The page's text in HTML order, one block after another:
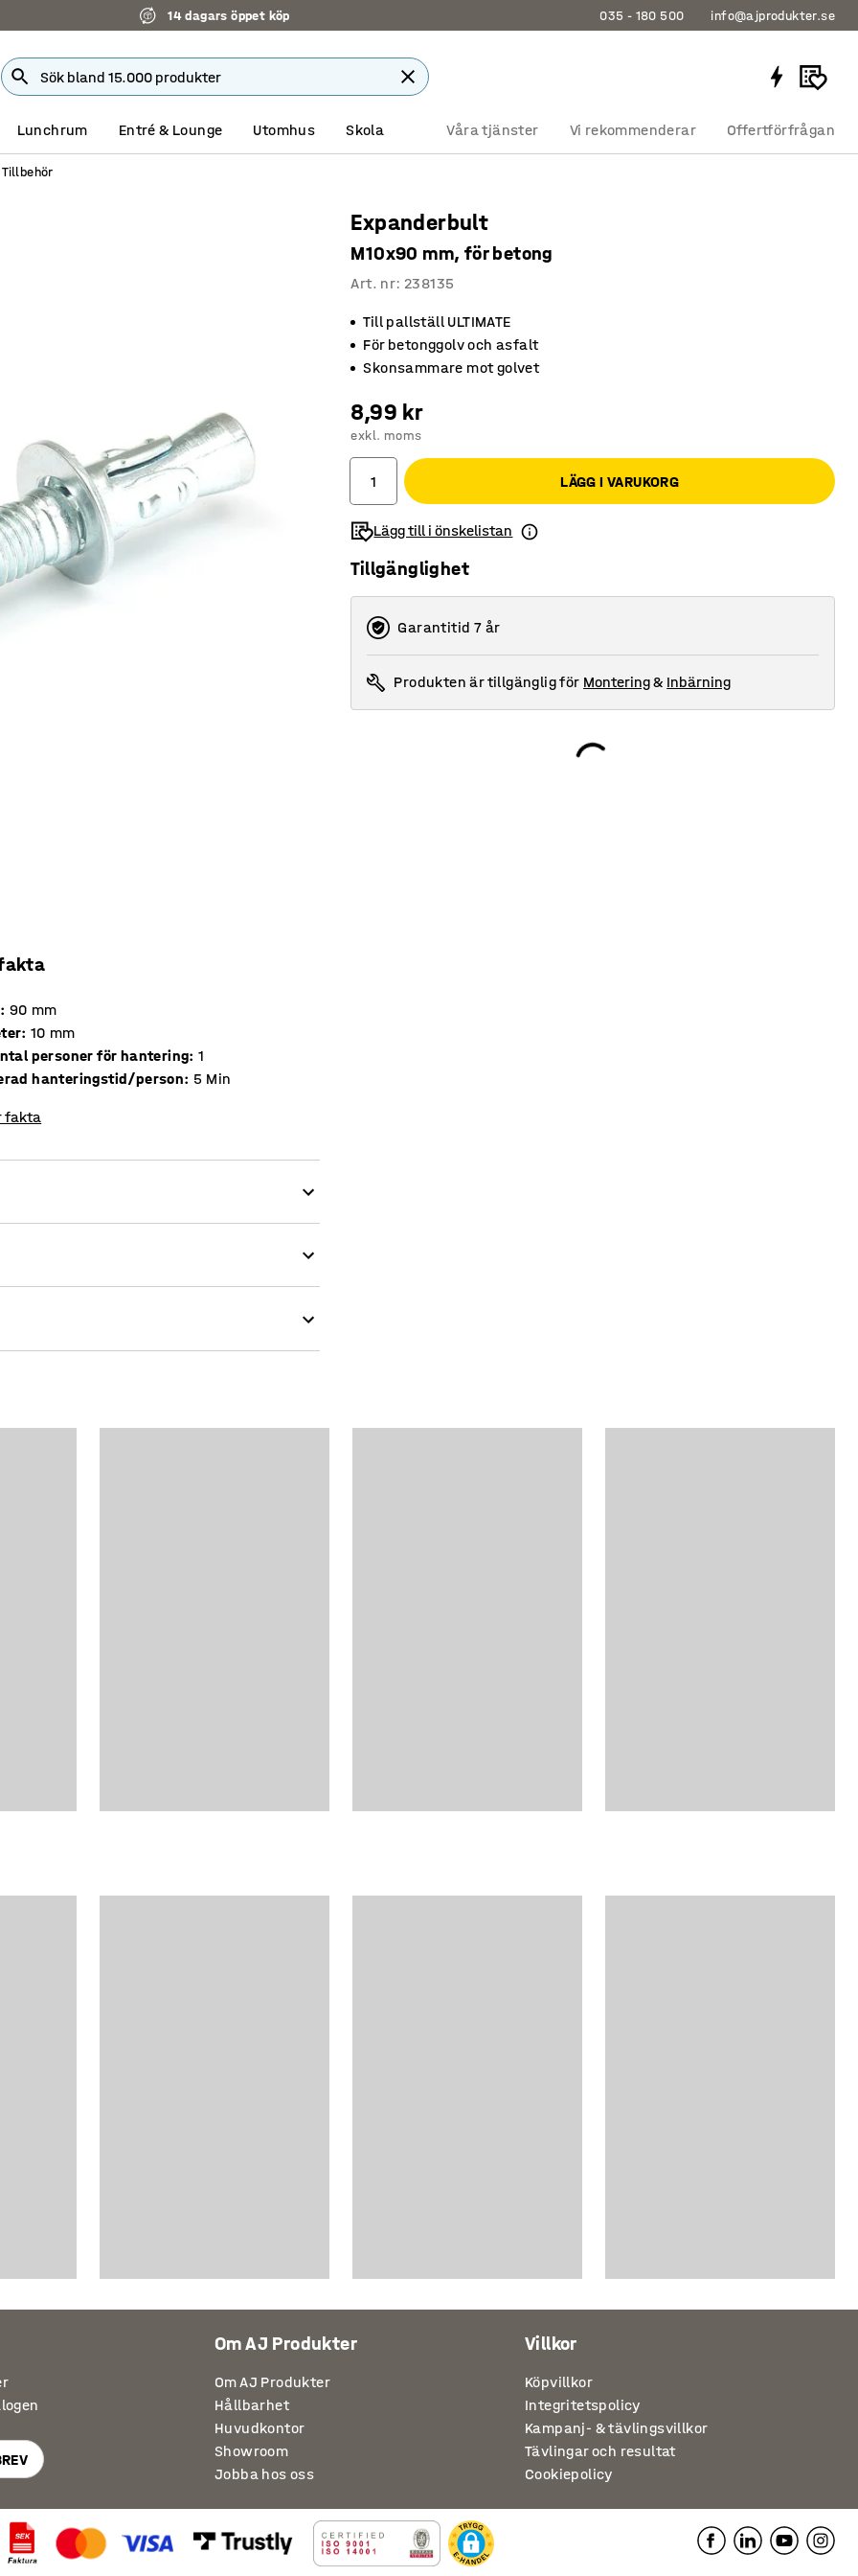
14 dagars öppet köp 035 - 180 500 info@ajprodukter.se
Lunchrum Entré & Lounge Utomhus Skola Våra tjänster Vi rekommenderar Offertförfrågan
Tillbehör
: 90 mm
: 10 mm
personer för hantering: 1
hanteringstid/person: 5 Min
fakta
gavelskydd beroende på behov.
Expanderbult
M10x90 mm, för betong
Art. nr: 238135
Till pallställ ULTIMATE
För betonggolv och asfalt
Skonsammare mot golvet
8,99 kr
exkl. moms
LÄGG I VARUKORG
Lägg till i önskelistan
Tillgänglighet
Garantitid 7 år
Produkten är tillgänglig för Montering& Inbärning
Om AJ Produkter
Om AJ Produkter
Hållbarhet
Huvudkontor
Showroom
Jobba hos oss
Villkor
Köpvillkor
Integritetspolicy
Kampanj- & tävlingsvillkor
Tävlingar och resultat
Cookiepolicy